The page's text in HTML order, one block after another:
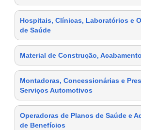
Hospitais, Clínicas, Laboratórios e
de Saúde
Material de Construção,
Montadoras, Concessionárias e
Serviços Automotivos
Operadoras de Planos de Saúde e
de Benefícios